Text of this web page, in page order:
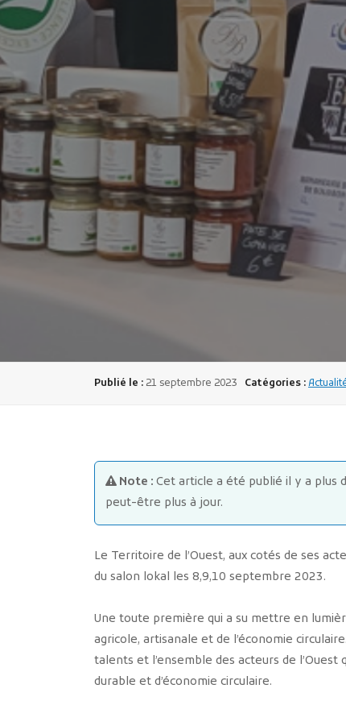
Publié le : 21 septembre 2023 Catégories :
Note : Cet article a été publié il y a plus
peut-être plus à jour.
Le Territoire de l’Ouest, aux cotés de ses
du salon lokal les 8,9,10 septembre 2023.
Une toute première qui a su mettre en
agricole, artisanale et de l’économie
talents et l’ensemble des acteurs de
durable et d’économie circulaire.